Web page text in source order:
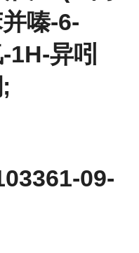
嗪-6-
1H-异吲
09-